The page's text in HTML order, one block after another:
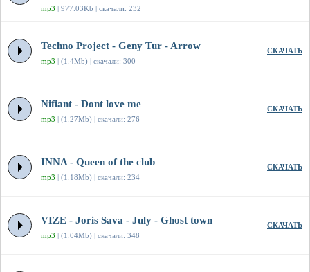
mp3 | 977.03Kb | скачали: 232
Techno Project - Geny Tur - Arrow
mp3 | (1.4Mb) | скачали: 300
СКАЧАТЬ
Nifiant - Dont love me
mp3 | (1.27Mb) | скачали: 276
СКАЧАТЬ
INNA - Queen of the club
mp3 | (1.18Mb) | скачали: 234
СКАЧАТЬ
VIZE - Joris Sava - July - Ghost town
mp3 | (1.04Mb) | скачали: 348
СКАЧАТЬ